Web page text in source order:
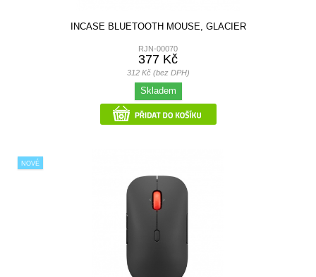
INCASE BLUETOOTH MOUSE, GLACIER
RJN-00070
377 Kč
312 Kč (bez DPH)
Skladem
NOVÉ